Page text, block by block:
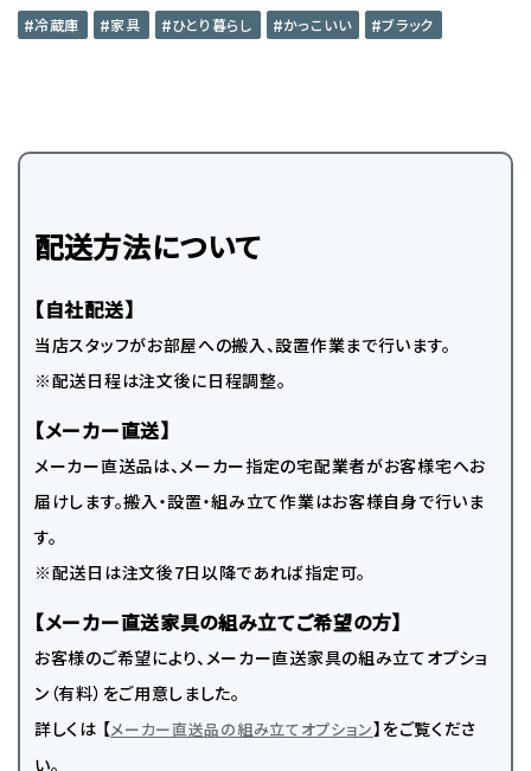
冷蔵庫 家具 ひとり暮らし かっこいい ブラック
配送方法について
【自社配送】
当店スタッフがお部屋への搬入、設置作業まで行います。
※配送日程は注文後に日程調整。
【メーカー直送】
メーカー直送品は、メーカー指定の宅配業者がお客様宅へお
届けします。搬入・設置・組み立て作業はお客様自身で行いま
す。
※配送日は注文後7日以降であれば指定可。
【メーカー直送家具の組み立てご希望の方】
お客様のご希望により、メーカー直送家具の組み立てオプショ
ン（有料）をご用意しました。
詳しくは 【メーカー直送品の組み立てオプション】をご覧くださ
い。